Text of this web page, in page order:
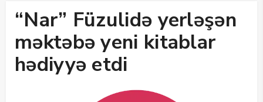
“Nar” Füzulidə yerləşən
məktəbə yeni kitablar
hədiyyə etdi